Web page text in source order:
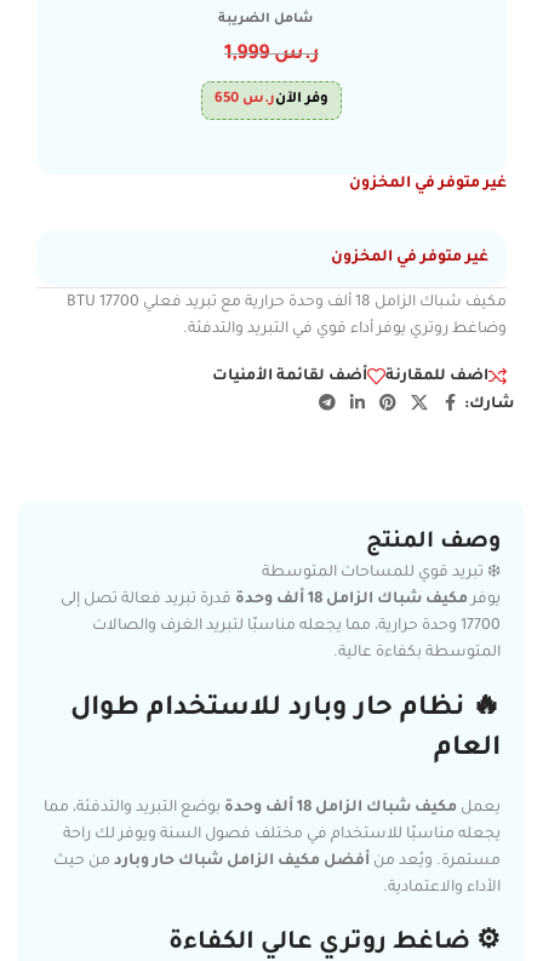
شامل الضريبة
ر.س1,999
وفر الآنر.س
غير متوفر في المخزون
غير متوفر في المخزون
مكيف شباك الزامل 18 ألف وحدة حرارية مع تبريد فعلي 17700 BTU
وضاغط روتري يوفر أداء قوي في التبريد والتدفئة.
اضف للمقارنة
أضف لقائمة الأمنيات
شارك:
وصف المنتج
❄️ تبريد قوي للمساحات المتوسطة
يوفر مكيف شباك الزامل 18 ألف وحدة
قدرة تبريد فعالة تصل إلى
17700 وحدة حرارية، مما يجعله مناسبًا لتبريد الغرف والصالات
المتوسطة بكفاءة عالية.
🔥 نظام حار وبارد للاستخدام طوال
العام
يعمل مكيف شباك الزامل 18 ألف وحدة
بوضع التبريد والتدفئة، مما
يجعله مناسبًا للاستخدام في مختلف فصول السنة ويوفر لك راحة
مستمرة. ويُعد من أفضل مكيف الزامل شباك حار وبارد من حيث
الأداء والاعتمادية.
⚙️ ضاغط روتري عالي الكفاءة